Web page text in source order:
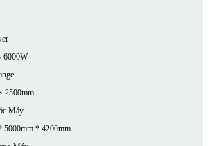
6000W
2500mm
Máy
5000mm * 4200mm